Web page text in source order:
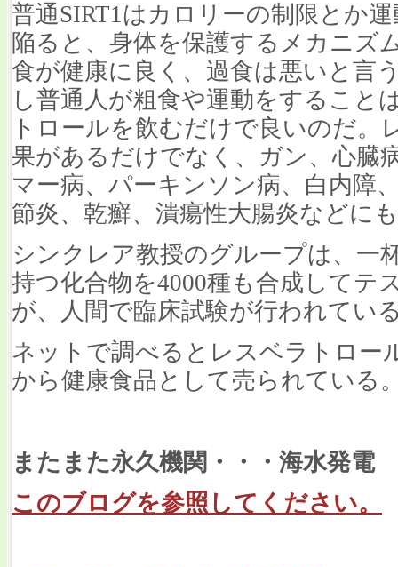
普通SIRT1はカロリーの制限とか
陥ると、身体を保護するメカニズ
食が健康に良く、過食は悪いと言
し普通人が粗食や運動をすること
トロールを飲むだけで良いのだ。
果があるだけでなく、ガン、心臓
マー病、パーキンソン病、白内障
節炎、乾癬、潰瘍性大腸炎などに
シンクレア教授のグループは、一
持つ化合物を4000種も合成してテ
が、人間で臨床試験が行われてい
ネットで調べるとレスベラトロー
から健康食品として売られている
またまた永久機関・・・海水発電
このブログを参照してください。